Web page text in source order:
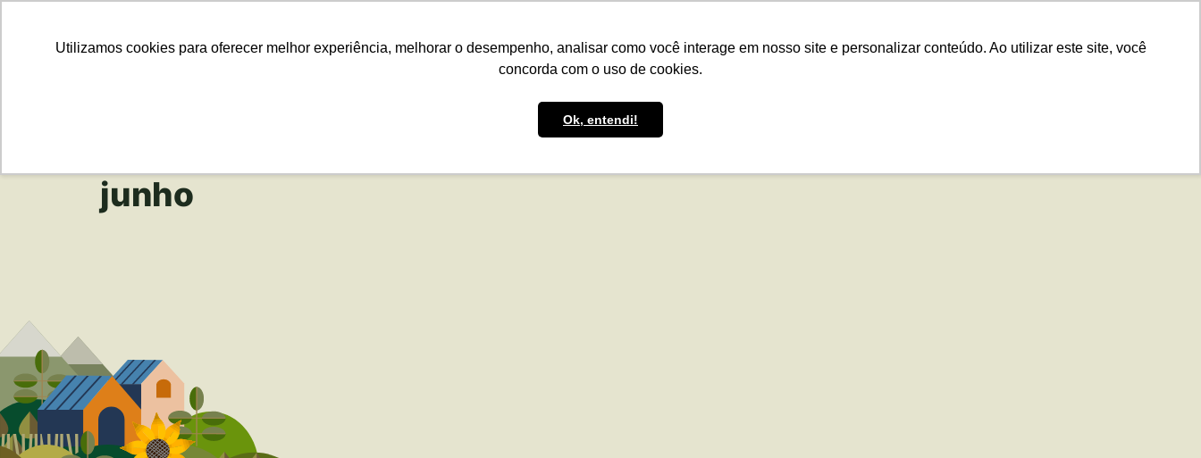
Utilizamos cookies para oferecer melhor experiência, melhorar o desempenho, analisar como você interage em nosso site e personalizar conteúdo. Ao utilizar este site, você
concorda com o uso de cookies.
Ok, entendi!
junho